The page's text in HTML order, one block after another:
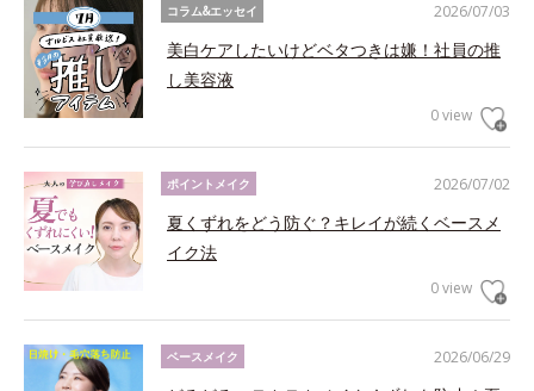
2026/07/03
コラム&エッセイ
美白ケアしたいけどベタつきは嫌！社員の推
し美容液
0 view
2026/07/02
ポイントメイク
夏くずれをどう防ぐ？キレイが続くベースメ
イク法
0 view
2026/06/29
ベースメイク